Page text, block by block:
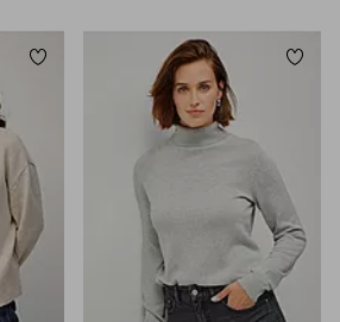
Toevoegen aan favorieten